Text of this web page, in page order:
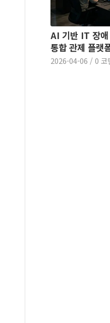
AI 기반 IT 장
통합 관제 플랫
2026-04-06 / 0 코